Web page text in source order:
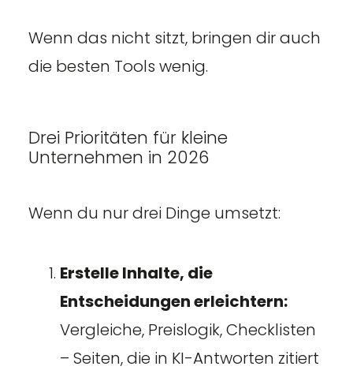
Wenn das nicht sitzt, bringen dir auch
die besten Tools wenig.
Drei Prioritäten für kleine
Unternehmen in 2026
Wenn du nur drei Dinge umsetzt:
Erstelle Inhalte, die
Entscheidungen erleichtern:
Vergleiche, Preislogik, Checklisten
– Seiten, die in KI-Antworten zitiert